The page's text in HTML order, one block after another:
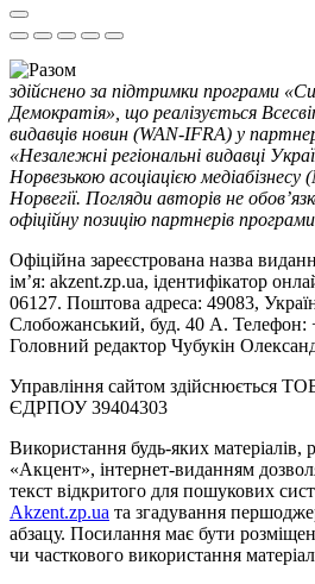
здійснено за підтримки програми
Демократія», що реалізується
видавців новин (WAN-IFRA) у
«Незалежні регіональні видавці
Норвезькою асоціацією
Норвегії. Погляди авторів не
офіційну позицію партнерів
Офіційна зареєстрована назва
ім’я: akzent.zp.ua, ідентифікатор
06127. Поштова адреса: 49083,
Слобожанський, буд. 40 А. Телефон:
Головний редактор Чубукін
Управління сайтом здійснюється
ЄДРПОУ 39404303
Використання будь-яких матеріалів,
«Акцент», інтернет-виданням
текст відкритого для пошукових
Akzent.zp.ua та згадування
абзацу. Посилання має бути
чи часткового використання